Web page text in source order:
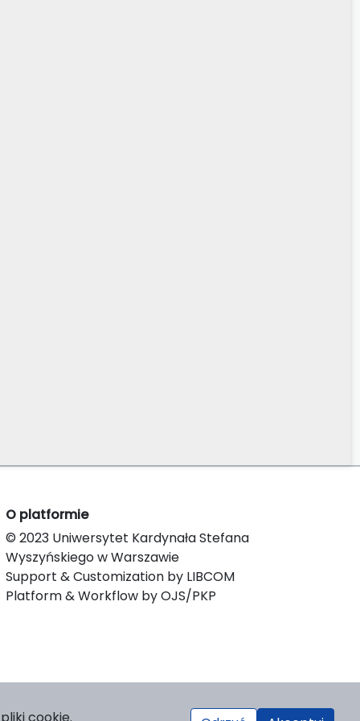
O platformie
© 2023 Uniwersytet Kardynała Stefana
Wyszyńskiego w Warszawie
Support & Customization by LIBCOM
Platform & Workflow by OJS/PKP